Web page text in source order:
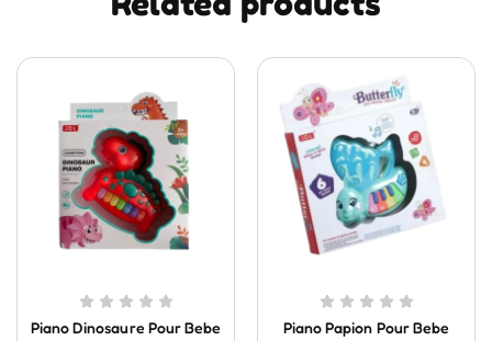
Piano Dinosaure Pour Bebe
Piano Papion Pour Bebe